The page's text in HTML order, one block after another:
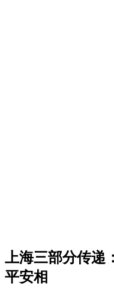
上海三部分传递
平安相